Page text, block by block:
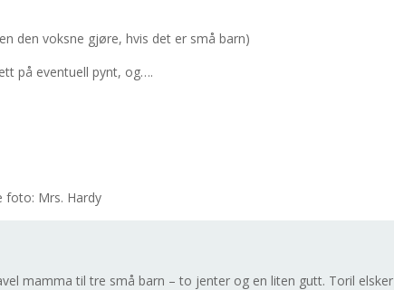
den voksne gjøre, hvis det er små barn)
på eventuell pynt, og….
foto: Mrs. Hardy
mamma til tre små barn – to jenter og en liten gutt. Toril elsker